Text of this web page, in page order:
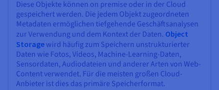
Diese Objekte können on premise oder in der Cloud
gespeichert werden. Die jedem Objekt zugeordneten
Metadaten ermöglichen tiefgehende Geschäftsanalysen
zur Verwendung und dem Kontext der Daten. Object
Storage wird häufig zum Speichern unstrukturierter
Daten wie Fotos, Videos, Machine-Learning-Daten,
Sensordaten, Audiodateien und anderer Arten von Web-
Content verwendet. Für die meisten großen Cloud-
Anbieter ist dies das primäre Speicherformat.